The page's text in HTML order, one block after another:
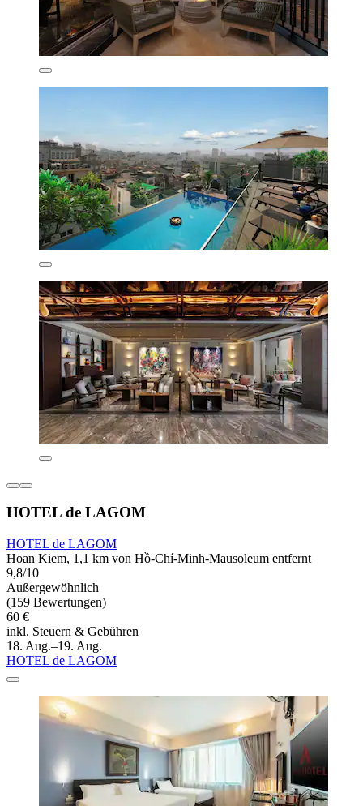
HOTEL de LAGOM
HOTEL de LAGOM
Hoan Kiem, 1,1 km von Hồ-Chí-Minh-Mausoleum entfernt
9,8/10
Außergewöhnlich
(159 Bewertungen)
60 €
inkl. Steuern & Gebühren
18. Aug.–19. Aug.
HOTEL de LAGOM